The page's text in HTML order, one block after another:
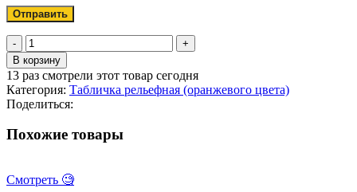
Количество
товара
Табличка
оранжевого
цвета
по
рельефная,
жидкие)
В корзину
13 раз смотрели этот товар сегодня
Категория: Табличка рельефная (оранжевого цвета)
Поделиться:
Похожие товары
Смотреть 🧐